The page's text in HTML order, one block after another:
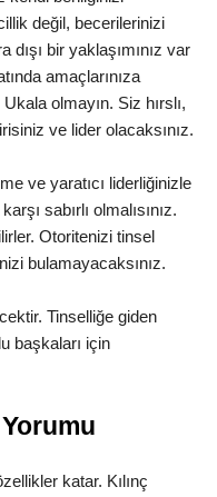
değil, becerilerinizi
dışı bir yaklaşımınız var
amaçlarınıza
olmayın. Siz hırslı,
ve lider olacaksınız.
ve yaratıcı liderliğinizle
sabırlı olmalısınız.
Otoritenizi tinsel
bulamayacaksınız.
Tinselliğe giden
başkaları için
katar. Kılınç